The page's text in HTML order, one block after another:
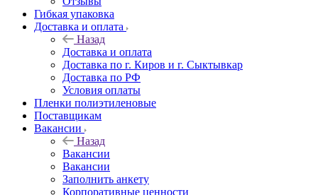
Гибкая упаковка
Доставка и оплата
Назад
Доставка и оплата
Доставка по г. Киров и г. Сыктывкар
Доставка по РФ
Условия оплаты
Пленки полиэтиленовые
Поставщикам
Вакансии
Назад
Вакансии
Вакансии
Заполнить анкету
Корпоративные ценности